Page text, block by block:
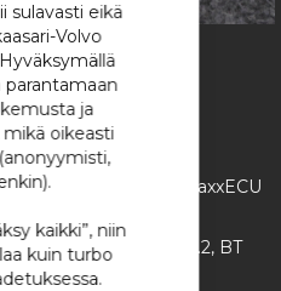
sulavasti eikä
Volvo
ja
oikeasti
kaikki”, niin
kuin turbo
Speed
R53
koneeseen MaxxECU
Lambda-anturi LSU4.2, BT